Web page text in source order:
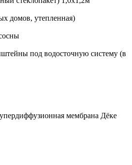
домов, утепленная)
под водосточную систему (в
мембрана Дёке